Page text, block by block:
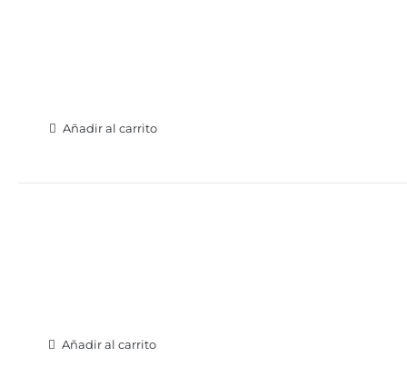
Añadir al carrito
Añadir al carrito